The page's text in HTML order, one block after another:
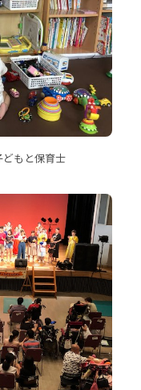
もと保育士